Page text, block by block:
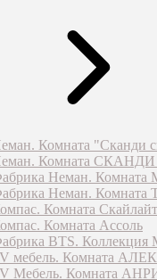
Комната "Сканди
Комната
Неман. Комната
Неман.
Комната Скайлайт
Комната Ассоль
BTS.
мебель. Комната
Мебель. Комната